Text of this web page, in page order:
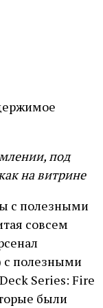
под
на витрине
с полезными
совсем
с полезными
Series: Fire
были